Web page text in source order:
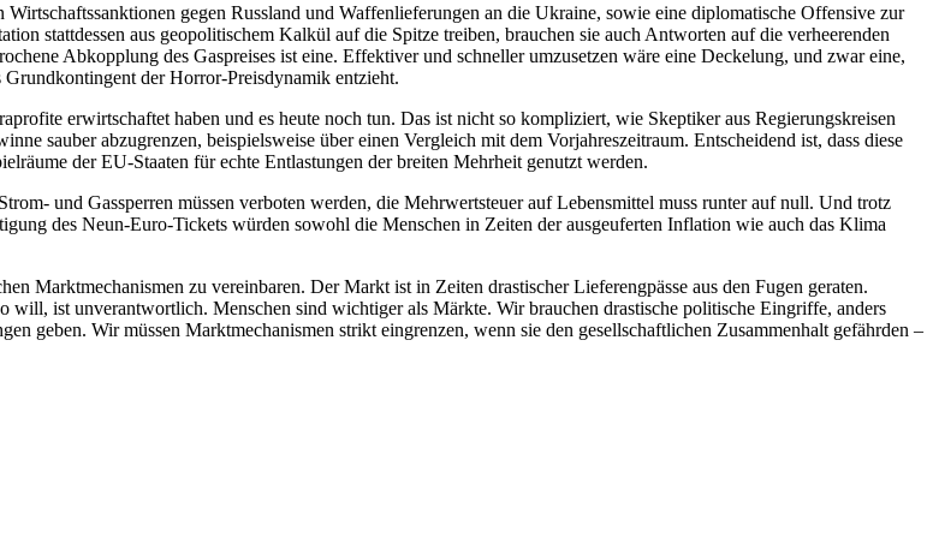
gegen Russland und Waffenlieferungen an die Ukraine, sowie eine diplomatische Offensive zur
stattdessen aus geopolitischem Kalkül auf die Spitze treiben, brauchen sie auch Antworten auf die verheerenden
Abkopplung des Gaspreises ist eine. Effektiver und schneller umzusetzen wäre eine Deckelung, und zwar eine,
der Horror-Preisdynamik entzieht.
erwirtschaftet haben und es heute noch tun. Das ist nicht so kompliziert, wie Skeptiker aus Regierungskreisen
sauber abzugrenzen, beispielsweise über einen Vergleich mit dem Vorjahreszeitraum. Entscheidend ist, dass diese
der EU-Staaten für echte Entlastungen der breiten Mehrheit genutzt werden.
und Gassperren müssen verboten werden, die Mehrwertsteuer auf Lebensmittel muss runter auf null. Und trotz
des Neun-Euro-Tickets würden sowohl die Menschen in Zeiten der ausgeuferten Inflation wie auch das Klima
Marktmechanismen zu vereinbaren. Der Markt ist in Zeiten drastischer Lieferengpässe aus den Fugen geraten.
will, ist unverantwortlich. Menschen sind wichtiger als Märkte. Wir brauchen drastische politische Eingriffe, anders
geben. Wir müssen Marktmechanismen strikt eingrenzen, wenn sie den gesellschaftlichen Zusammenhalt gefährden –